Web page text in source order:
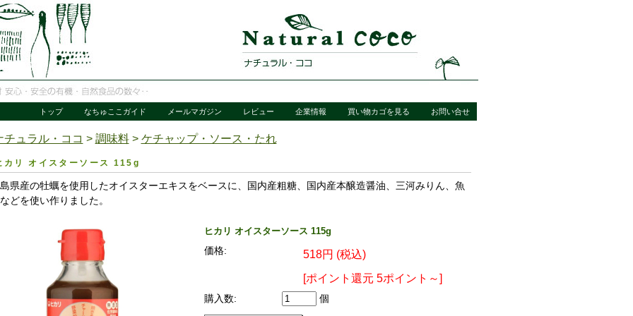
トップ なちゅここガイド メールマガジン レビュー 企業情報 買い物カゴを見る お問い合せ
チュラル・ココ > 調味料> ケチャップ・ソース・たれ
カリ オイスターソース 115g
県産の牡蠣を使用したオイスターエキスをベースに、国内産粗糖、国内産本醸造醤油、三河みりん、魚
どを使い作りました。
ヒカリ オイスターソース 115g
価格:
518円 (税込)
[ポイント還元 5ポイント～]
購入数: 個